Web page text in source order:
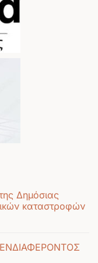
Δημόσιας
καταστροφών